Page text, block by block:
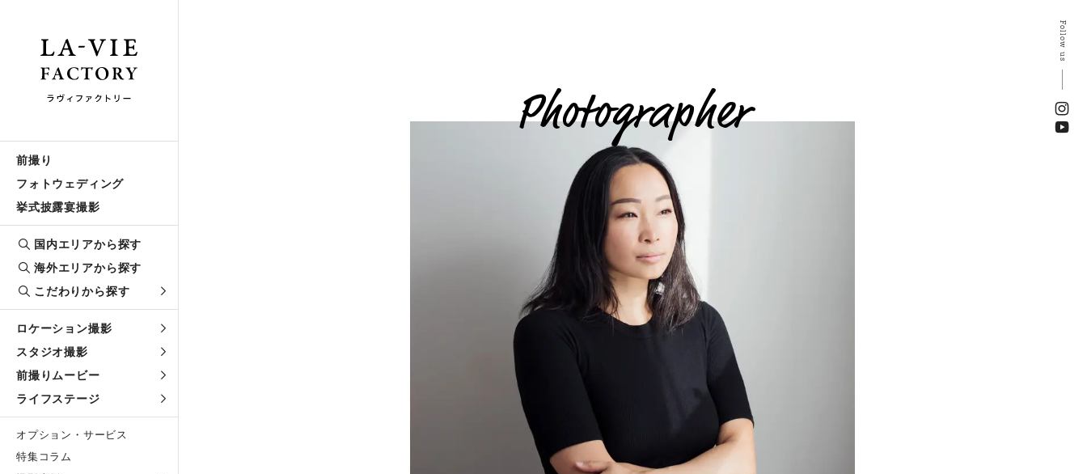
前撮り
フォトウェディング
挙式披露宴撮影
国内エリアから探す
海外エリアから探す
こだわりから探す
ロケーション撮影
スタジオ撮影
前撮りムービー
ライフステージ
オプション・サービス
特集コラム
Photographer
Follow us